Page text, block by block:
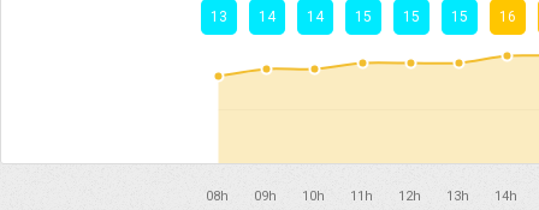
13 14 14 15 15 15 16
08h 09h 10h 11h 12h 13h 14h